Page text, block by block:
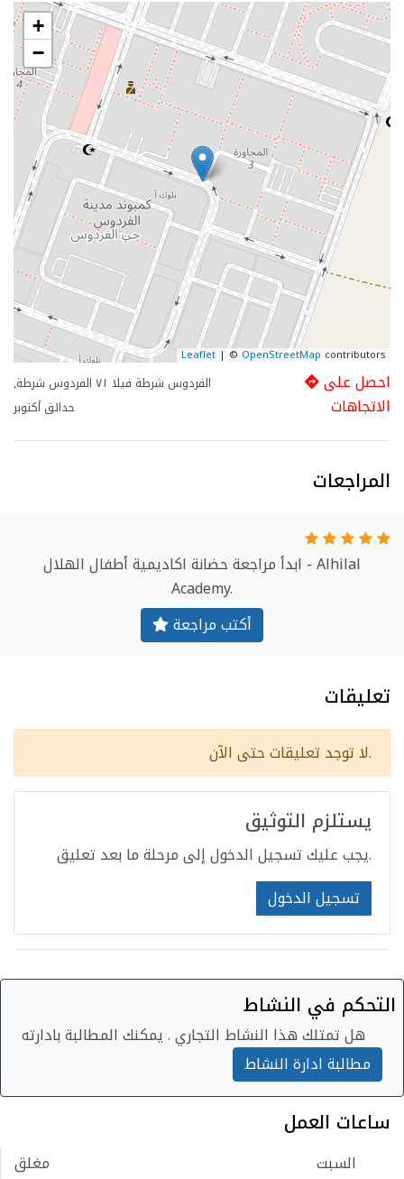
+
−
Leaflet | © OpenStreetMap contributors
الفردوس شرطة فيلا ٧١ الفردوس شرطة,
حدائق أكتوبر
احصل على
الاتجاهات
المراجعات
ابدأ مراجعة حضانة اكاديمية أطفال الهلال - Alhilal
Academy.
أكتب مراجعة
تعليقات
لا توجد تعليقات حتى الآن.
يستلزم التوثيق
يجب عليك تسجيل الدخول إلى مرحلة ما بعد تعليق.
تسجيل الدخول
التحكم في النشاط
هل تمتلك هذا النشاط التجاري . يمكنك المطالبة بادارته
مطالبة ادارة النشاط
ساعات العمل
السبت
مغلق